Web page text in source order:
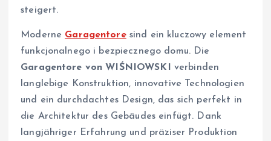
steigert.
Moderne Garagentoresind ein kluczowy element
funkcjonalnego i bezpiecznego domu. Die
Garagentore von WIŚNIOWSKI
verbinden
langlebige Konstruktion, innovative Technologien
und ein durchdachtes Design, das sich perfekt in
die Architektur des Gebäudes einfügt. Dank
langjähriger Erfahrung und präziser Produktion